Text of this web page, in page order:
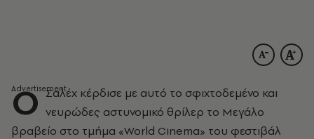
Ο Σαλέχ κέρδισε με αυτό το σφιχτοδεμένο και
νευρώδες αστυνομικό θρίλερ το Μεγάλο
βραβείο στο τμήμα «World Cinema» του φεστιβάλ